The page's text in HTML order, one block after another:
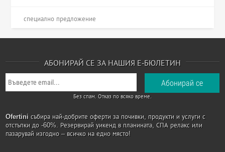
специално предложение
АБОНИРАЙ СЕ ЗА НАШИЯ Е-БЮЛЕТИН
Без спам. Отказ по всяко време.
Ofertini събира най-добрите оферти за почивки, продукти и услуги с
отстъпки до -60%. Резервирай уикенд в планината, СПА релакс или
пазарувай изгодно – всичко на едно място!